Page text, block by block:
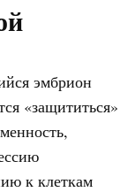
эмбрион
«защититься»
к клеткам